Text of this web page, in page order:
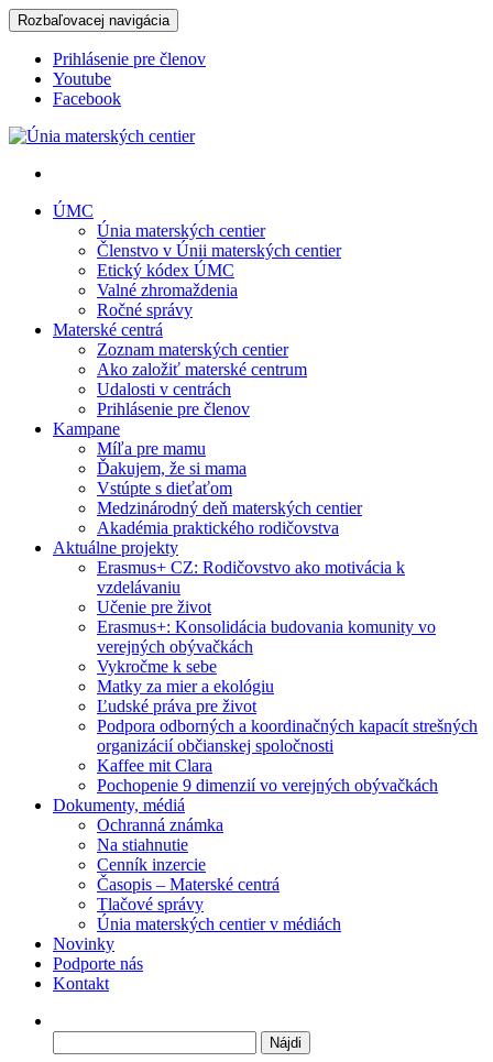
Rozbaľovacej navigácia
Prihlásenie pre členov
Youtube
Facebook
Únia materských centier
ÚMC
Únia materských centier
Členstvo v Únii materských centier
Etický kódex ÚMC
Valné zhromaždenia
Ročné správy
Materské centrá
Zoznam materských centier
Ako založiť materské centrum
Udalosti v centrách
Prihlásenie pre členov
Kampane
Míľa pre mamu
Ďakujem, že si mama
Vstúpte s dieťaťom
Medzinárodný deň materských centier
Akadémia praktického rodičovstva
Aktuálne projekty
Erasmus+ CZ: Rodičovstvo ako motivácia k
vzdelávaniu
Učenie pre život
Erasmus+: Konsolidácia budovania komunity vo
verejných obývačkách
Vykročme k sebe
Matky za mier a ekológiu
Ľudské práva pre život
Podpora odborných a koordinačných kapacít strešných
organizácií občianskej spoločnosti
Kaffee mit Clara
Pochopenie 9 dimenzií vo verejných obývačkách
Dokumenty, médiá
Ochranná známka
Na stiahnutie
Cenník inzercie
Časopis – Materské centrá
Tlačové správy
Únia materských centier v médiách
Novinky
Podporte nás
Kontakt